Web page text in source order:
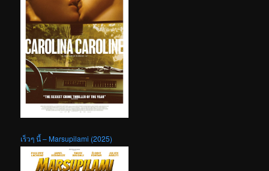
เร็วๆ นี้ – Marsupilami (2025)